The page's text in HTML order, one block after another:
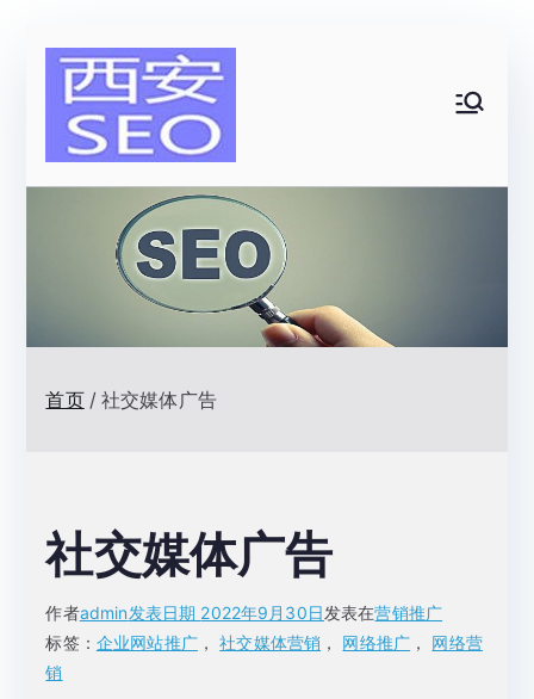
网站排名优
化顾问|一
名网络技术
首页 社交媒体广告
社交媒体广告
作者admin发表日期 2022年9月30日发表在营销推广
标签： 企业网站推广，社交媒体营销 ， 网络推广 ， 网络营
销